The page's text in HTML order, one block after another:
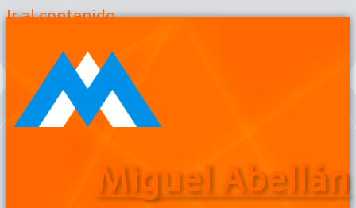
Ir al contenido
Miguel Abellán